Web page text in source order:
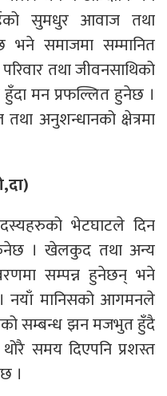
सुमधुर आवाज तथा
भने समाजमा सम्मानित
तथा जीवनसाथिको
मन प्रफल्लित हुनेछ ।
अनुशन्धानको क्षेत्रमा
भेटघाटले दिन
। खेलकुद तथा अन्य
सम्पन्न हुनेछन् भने
नयाँ मानिसको आगमनले
सम्बन्ध झन मजभुत हुँदै
समय दिएपनि प्रशस्त
।